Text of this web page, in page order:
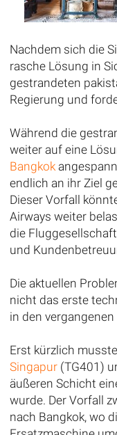
Nachdem sich die
rasche Lösung in
gestrandeten
Regierung und
Während die
weiter auf eine
Bangkok
endlich an ihr Ziel
Dieser Vorfall
Airways weiter
die
und
Die aktuellen
nicht das erste
in den
Erst kürzlich
Singapur(TG401)
äußeren Schicht
wurde. Der Vorfall
nach Bangkok, wo